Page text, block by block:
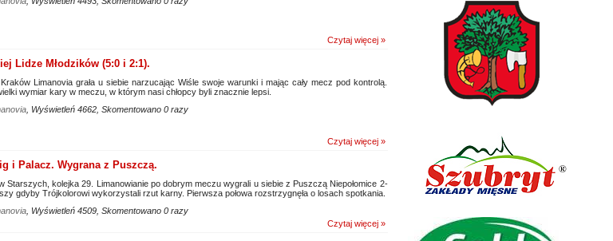
Czytaj więcej »
Lidze Młodzików (5:0 i 2:1).
Limanovia grała u siebie narzucając Wiśle swoje warunki i mając cały mecz pod kontrolą.
wymiar kary w meczu, w którym nasi chłopcy byli znacznie lepsi.
Czytaj więcej »
, Wyświetleń 4662, Skomentowano 0 razy
i Palacz. Wygrana z Puszczą.
Starszych, kolejka 29. Limanowianie po dobrym meczu wygrali u siebie z Puszczą Niepołomice 2-
gdyby Trójkolorowi wykorzystali rzut karny. Pierwsza połowa rozstrzygnęła o losach spotkania.
Czytaj więcej »
, Wyświetleń 4509, Skomentowano 0 razy